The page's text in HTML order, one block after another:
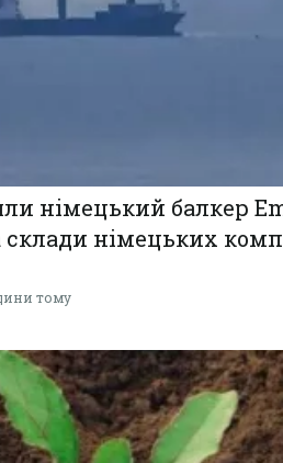
німецький балкер
німецьких
тому